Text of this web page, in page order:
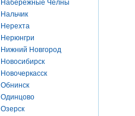
Набережные Челны
Нальчик
Нерехта
Нерюнгри
Нижний Новгород
Новосибирск
Новочеркасск
Обнинск
Одинцово
Озерск